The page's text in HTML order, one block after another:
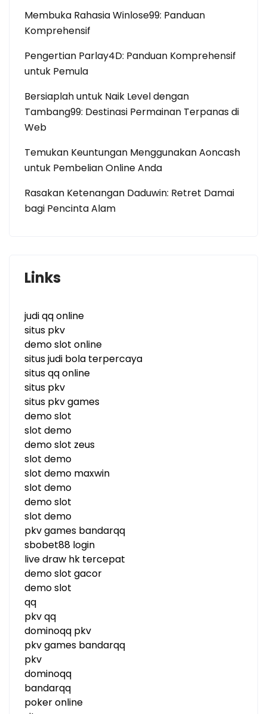
Membuka Rahasia Winlose99: Panduan
Komprehensif
Pengertian Parlay4D: Panduan Komprehensif
untuk Pemula
Bersiaplah untuk Naik Level dengan
Tambang99: Destinasi Permainan Terpanas di
Web
Temukan Keuntungan Menggunakan Aoncash
untuk Pembelian Online Anda
Rasakan Ketenangan Daduwin: Retret Damai
bagi Pencinta Alam
Links
judi qq online
situs pkv
demo slot online
situs judi bola terpercaya
situs qq online
situs pkv
situs pkv games
demo slot
slot demo
demo slot zeus
slot demo
slot demo maxwin
slot demo
demo slot
slot demo
pkv games bandarqq
sbobet88 login
live draw hk tercepat
demo slot gacor
demo slot
qq
pkv qq
dominoqq pkv
pkv games bandarqq
pkv
dominoqq
bandarqq
poker online